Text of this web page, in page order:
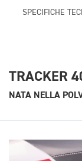
SPECIFICHE
TRACKER
NATA NELLA